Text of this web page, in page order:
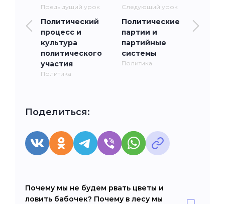
Предыдущий урок
Политический
процесс и
культура
политического
участия
Политика
Следующий урок
Политические
партии и
партийные
системы
Политика
Поделиться:
Почему мы не будем рвать цветы и
ловить бабочек? Почему в лесу мы